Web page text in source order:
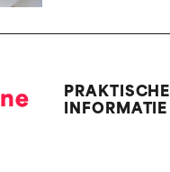
PRAKTISCHE
INFORMATIE